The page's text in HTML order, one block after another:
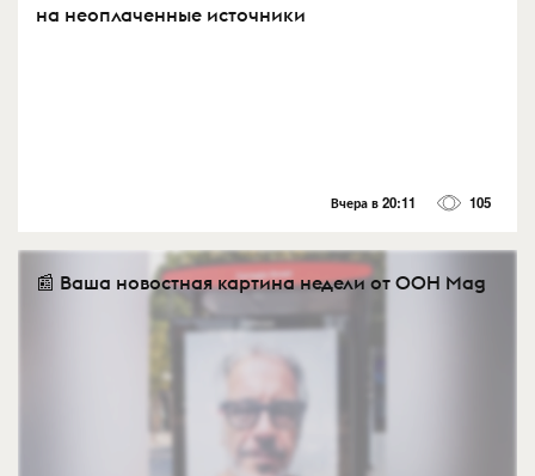
на неоплаченные источники
Вчера в 20:11 105
📰 Ваша новостная картина недели от OOH Mag